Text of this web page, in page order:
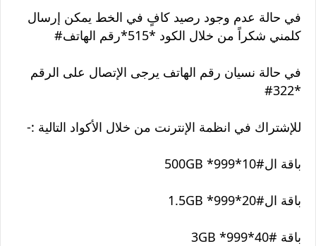
في حالة عدم وجود رصيد كافٍ في الخط يمكن إرسال
كلمني شكراً من خلال الكود *515*رقم الهاتف#
في حالة نسيان رقم الهاتف يرجى الإتصال على الرقم
*322#
للإشتراك في انظمة الإنترنت من خلال الأكواد التالية :-
باقة ال500GB *999*10#
باقة ال1.5GB *999*20#
باقة 3GB *999*40#